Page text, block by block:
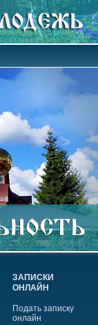
ЗАПИСКИ
ОНЛАЙН
Подать записку
онлайн